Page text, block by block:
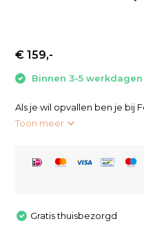
€ 159,-
Binnen 3-5
Als je wil opvallen ben je bij
Toon meer
Gratis thuisbezorgd